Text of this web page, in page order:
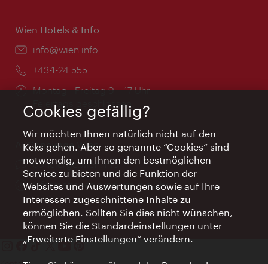
Wien Hotels & Info
Email:
info@wien.info
Telefon:
+43-1-24 555
Öffnungszeiten:
Montag - Freitag 9 – 17 Uhr
Feiertags geschlossen
AI Concierge Wien
Ort:
concierge.wien.info
Öffnungszeiten:
Informationen rund um die Uhr
Cookies gefällig?
Wir möchten Ihnen natürlich nicht auf den
Keks gehen. Aber so genannte “Cookies” sind
notwendig, um Ihnen den bestmöglichen
Service zu bieten und die Funktion der
Websites und Auswertungen sowie auf Ihre
Interessen zugeschnittene Inhalte zu
ermöglichen. Sollten Sie dies nicht wünschen,
können Sie die Standardeinstellungen unter
„Erweiterte Einstellungen“ verändern.